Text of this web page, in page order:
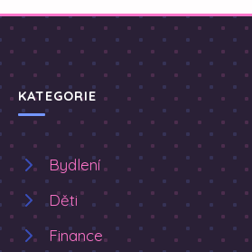
KATEGORIE
Bydlení
Děti
Finance